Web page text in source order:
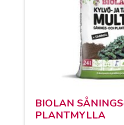
BIO­LAN
PLANT­MYL­LA